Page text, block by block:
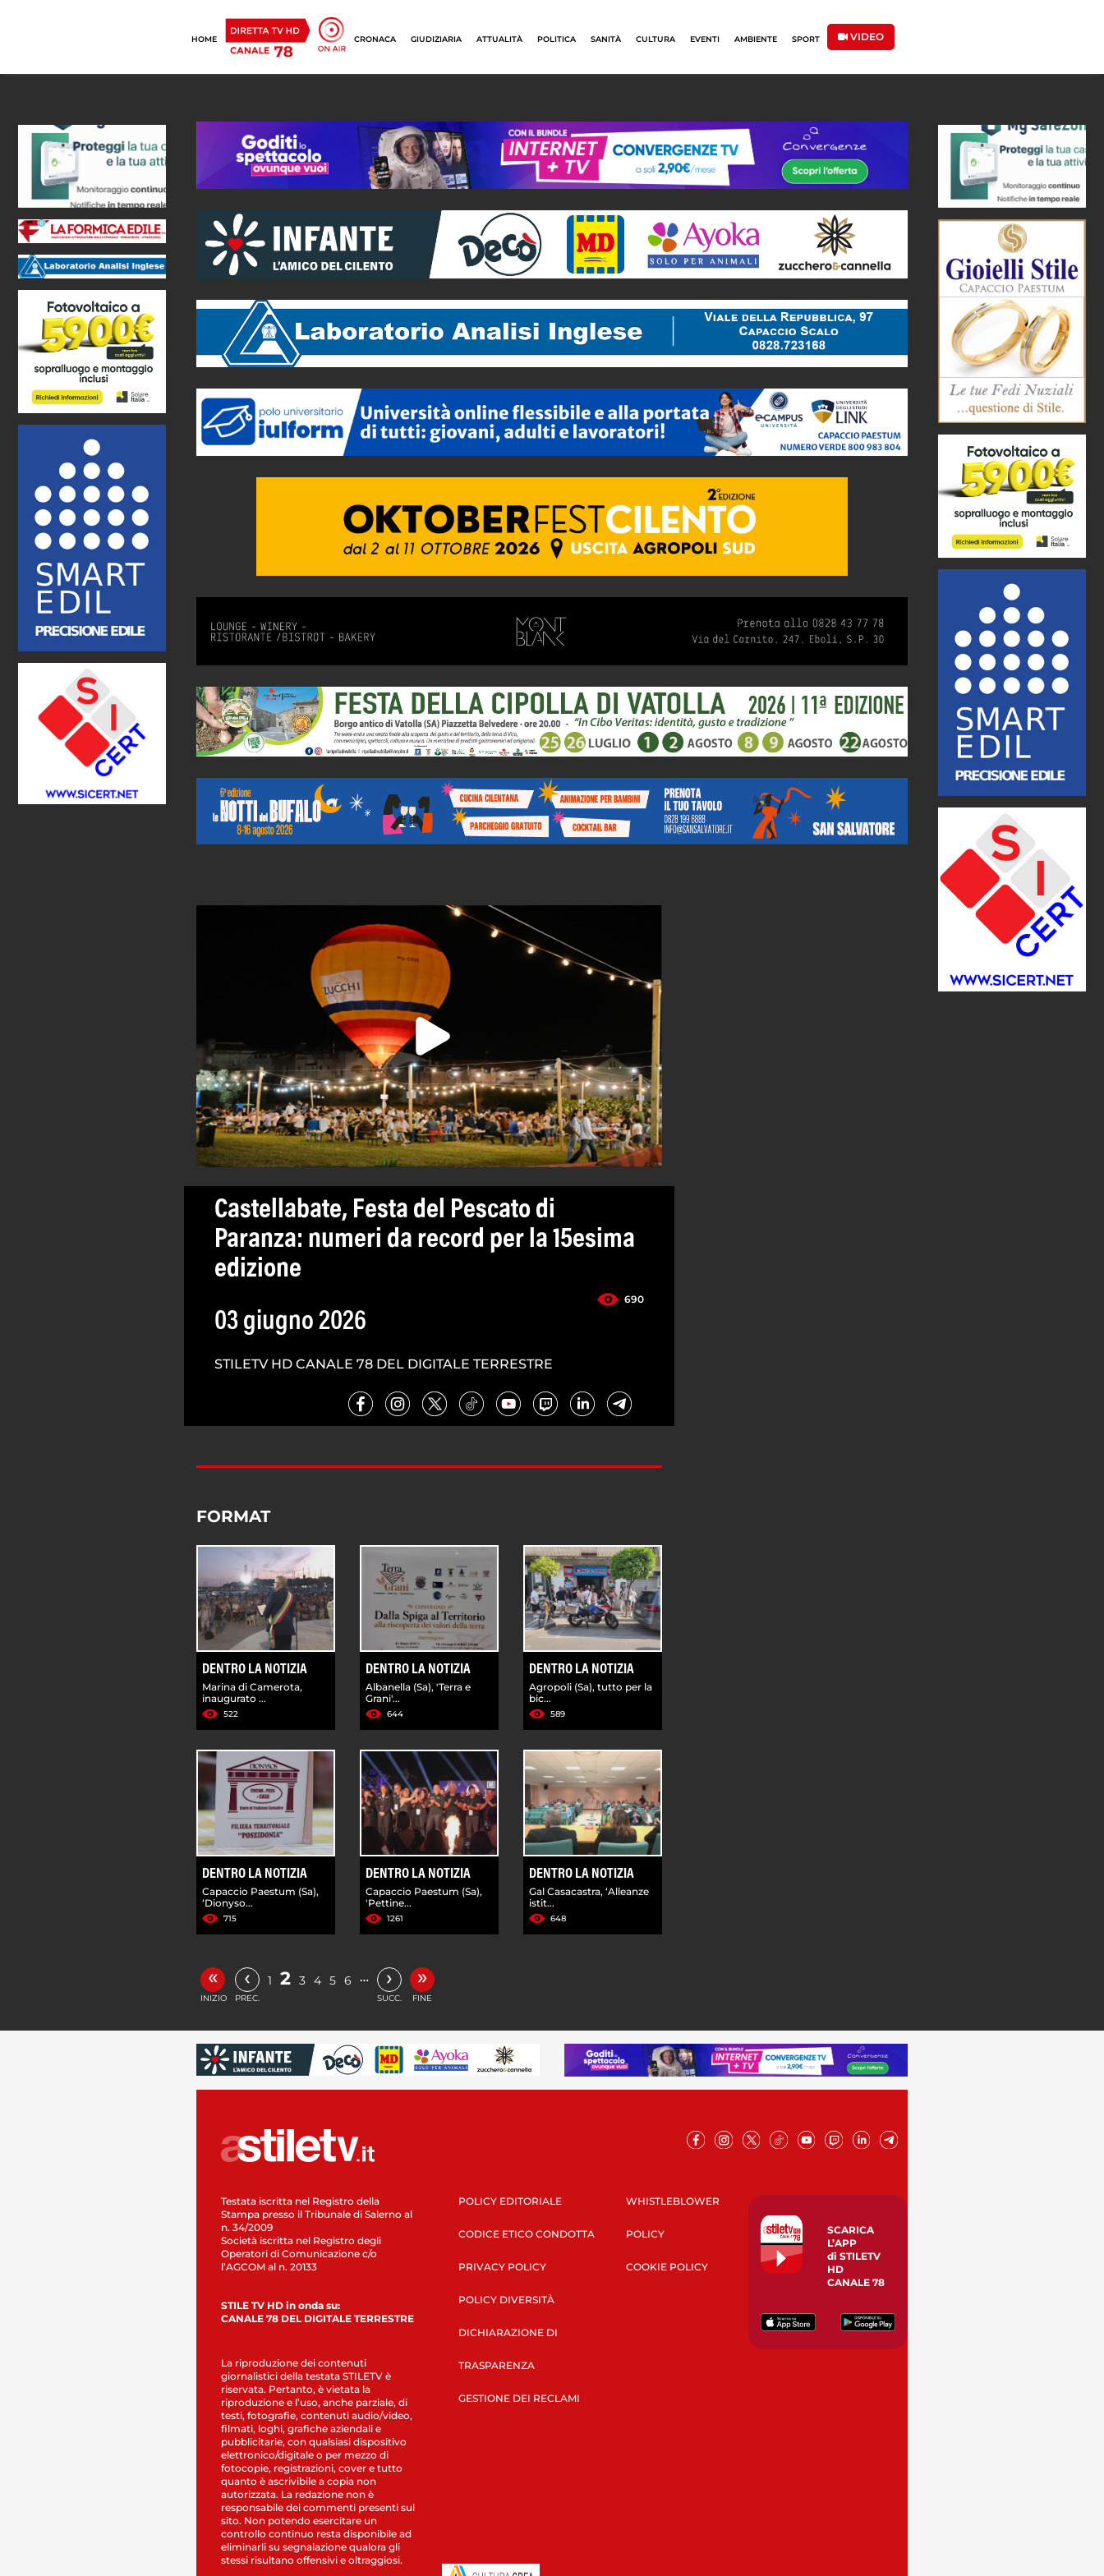
HOME CRONACA GIUDIZIARIA ATTUALITÀ POLITICA SANITÀ CULTURA EVENTI AMBIENTE SPORT VIDEO
Castellabate, Festa del Pescato di
Paranza: numeri da record per la 15esima
edizione
690
03 giugno 2026
STILETV HD CANALE 78 DEL DIGITALE TERRESTRE
FORMAT
DENTRO LA NOTIZIA
Marina di Camerota,
inaugurato ...
522
DENTRO LA NOTIZIA
Albanella (Sa), 'Terra e
Grani'...
644
DENTRO LA NOTIZIA
Agropoli (Sa), tutto per la
bic...
589
DENTRO LA NOTIZIA
Capaccio Paestum (Sa),
‘Dionyso...
715
DENTRO LA NOTIZIA
Capaccio Paestum (Sa),
'Pettine...
1261
DENTRO LA NOTIZIA
Gal Casacastra, ‘Alleanze
istit...
648
«
INIZIO
‹
PREC.
1 2 3 4 5 6 … ›
SUCC.
»
FINE
Testata iscritta nel Registro della
Stampa presso il Tribunale di Salerno al
n. 34/2009
Società iscritta nel Registro degli
Operatori di Comunicazione c/o
l’AGCOM al n. 20133
STILE TV HD in onda su:
CANALE 78 DEL DIGITALE TERRESTRE
La riproduzione dei contenuti
giornalistici della testata STILETV è
riservata. Pertanto, è vietata la
riproduzione e l’uso, anche parziale, di
testi, fotografie, contenuti audio/video,
filmati, loghi, grafiche aziendali e
pubblicitarie, con qualsiasi dispositivo
elettronico/digitale o per mezzo di
fotocopie, registrazioni, cover e tutto
quanto è ascrivibile a copia non
autorizzata. La redazione non è
responsabile dei commenti presenti sul
sito. Non potendo esercitare un
controllo continuo resta disponibile ad
eliminarli su segnalazione qualora gli
stessi risultano offensivi e oltraggiosi.
POLICY EDITORIALE
CODICE ETICO CONDOTTA
PRIVACY POLICY
POLICY DIVERSITÀ
DICHIARAZIONE DI
TRASPARENZA
GESTIONE DEI RECLAMI
WHISTLEBLOWER
POLICY
COOKIE POLICY
SCARICA
L’APP
di STILETV
HD
CANALE 78